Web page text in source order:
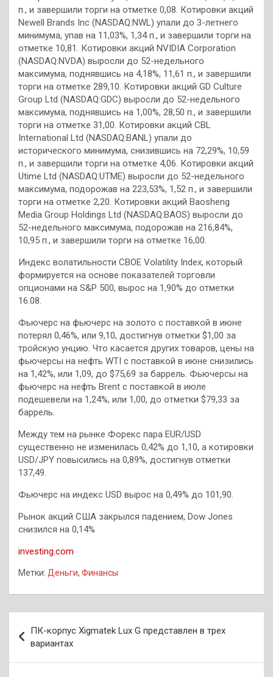
п., и завершили торги на отметке 0,08. Котировки акций
Newell Brands Inc (NASDAQ:NWL) упали до 3-летнего
минимума, упав на 11,03%, 1,34 п., и завершили торги на
отметке 10,81. Котировки акций NVIDIA Corporation
(NASDAQ:NVDA) выросли до 52-недельного
максимума, поднявшись на 4,18%, 11,61 п., и завершили
торги на отметке 289,10. Котировки акций GD Culture
Group Ltd (NASDAQ:GDC) выросли до 52-недельного
максимума, поднявшись на 1,00%, 28,50 п., и завершили
торги на отметке 31,00. Котировки акций CBL
International Ltd (NASDAQ:BANL) упали до
исторического минимума, снизившись на 72,29%, 10,59
п., и завершили торги на отметке 4,06. Котировки акций
Utime Ltd (NASDAQ:UTME) выросли до 52-недельного
максимума, подорожав на 223,53%, 1,52 п., и завершили
торги на отметке 2,20. Котировки акций Baosheng
Media Group Holdings Ltd (NASDAQ:BAOS) выросли до
52-недельного максимума, подорожав на 216,84%,
10,95 п., и завершили торги на отметке 16,00.
Индекс волатильности CBOE Volatility Index, который
формируется на основе показателей торговли
опционами на S&P 500, вырос на 1,90% до отметки
16.08.
Фьючерс на фьючерс на золото с поставкой в июне
потерял 0,46%, или 9,10, достигнув отметки $1,00 за
тройскую унцию. Что касается других товаров, цены на
фьючерсы на нефть WTI с поставкой в июне снизились
на 1,42%, или 1,09, до $75,69 за баррель. Фьючерсы на
фьючерс на нефть Brent с поставкой в июле
подешевели на 1,24%, или 1,00, до отметки $79,33 за
баррель.
Между тем на рынке Форекс пара EUR/USD
существенно не изменилась 0,42% до 1,10, а котировки
USD/JPY повысились на 0,89%, достигнув отметки
137,49.
Фьючерс на индекс USD вырос на 0,49% до 101,90.
Рынок акций США закрылся падением, Dow Jones
снизился на 0,14%
investing.com
Метки: Деньги, Финансы
по
записям
ПК-корпус Xigmatek Lux G представлен в трех
вариантах